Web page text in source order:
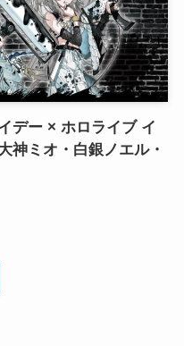
デー × ホロライブ イ
神ミオ・白銀ノエル・